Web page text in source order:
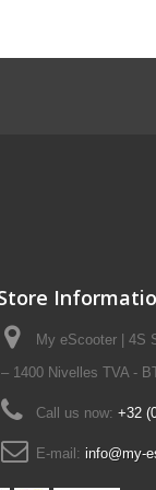
My eScooter | 4S
– 1400 Nivelles TVA -
Call us now: +32
E-mail: info@my-